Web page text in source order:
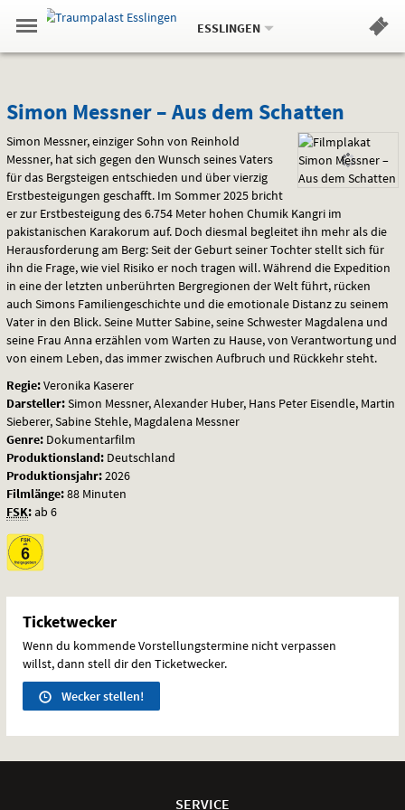
Springe
zum
,zum
.
Navigation
Gehe
zur
Standortauswahl
Standort:
ESSLINGEN.
Hinweis
Simon
Messner
–
Aus
dem
Schatten
Simon Messner – Aus dem Schatten
Simon Messner, einziger Sohn von Reinhold
Messner, hat sich gegen den Wunsch seines Vaters
für das Bergsteigen entschieden und über vierzig
Erstbesteigungen geschafft. Im Sommer 2025 bricht
er zur Erstbesteigung des 6.754 Meter hohen Chumik Kangri im
pakistanischen Karakorum auf. Doch diesmal begleitet ihn mehr als die
Herausforderung am Berg: Seit der Geburt seiner Tochter stellt sich für
ihn die Frage, wie viel Risiko er noch tragen will. Während die Expedition
in eine der letzten unberührten Bergregionen der Welt führt, rücken
auch Simons Familiengeschichte und die emotionale Distanz zu seinem
Vater in den Blick. Seine Mutter Sabine, seine Schwester Magdalena und
seine Frau Anna erzählen vom Warten zu Hause, von Verantwortung und
von einem Leben, das immer zwischen Aufbruch und Rückkehr steht.
Regie:Veronika Kaserer
Darsteller:Simon Messner, Alexander Huber, Hans Peter Eisendle, Martin
Sieberer, Sabine Stehle, Magdalena Messner
Genre: Dokumentarfilm
Produktionsland: Deutschland
Produktionsjahr:2026
Filmlänge:88 Minuten
FSK:ab 6
Ticketwecker
Wenn du kommende Vorstellungstermine nicht verpassen
willst, dann stell dir den Ticketwecker.
Wecker stellen!
SERVICE